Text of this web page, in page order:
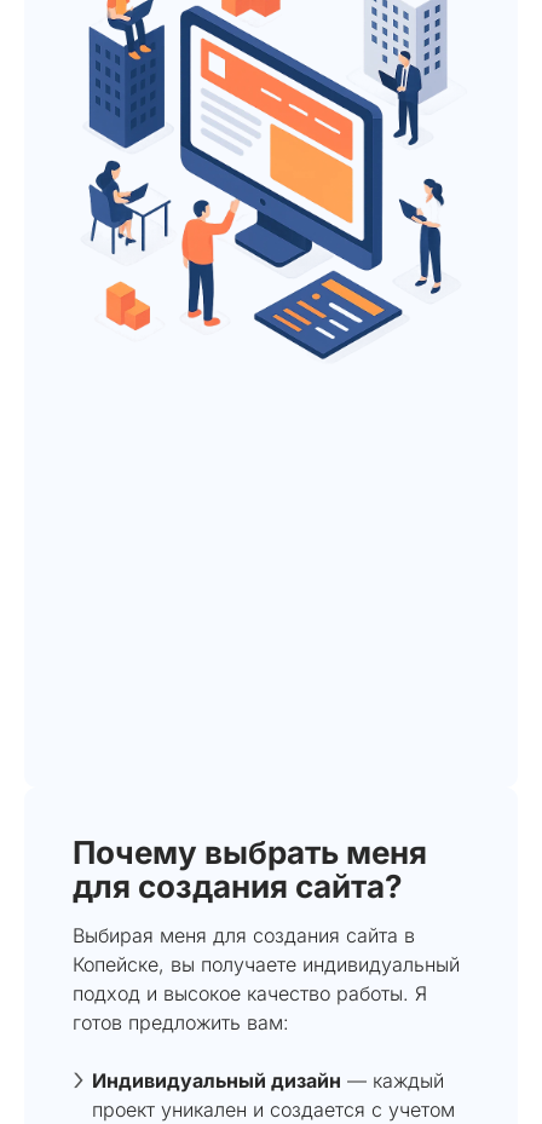
Почему выбрать меня
для создания сайта?
Выбирая меня для создания сайта в
Копейске, вы получаете индивидуальный
подход и высокое качество работы. Я
готов предложить вам:
Индивидуальный дизайн — каждый
проект уникален и создается с учетом